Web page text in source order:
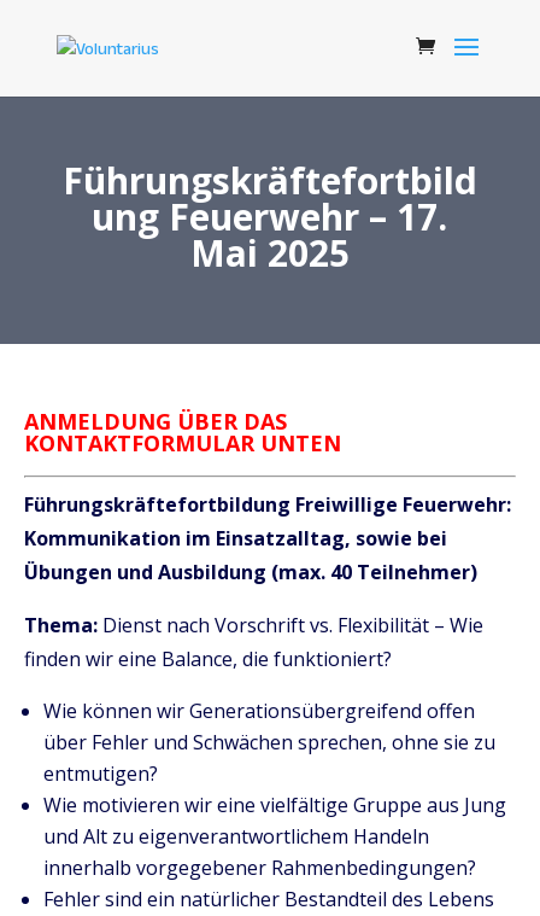
Führungskräftefortbild
ung Feuerwehr – 17.
Mai 2025
ANMELDUNG ÜBER DAS
KONTAKTFORMULAR UNTEN
Führungskräftefortbildung Freiwillige Feuerwehr:
Kommunikation im Einsatzalltag, sowie bei
Übungen und Ausbildung (max. 40 Teilnehmer)
Thema: Dienst nach Vorschrift vs. Flexibilität – Wie
finden wir eine Balance, die funktioniert?
Wie können wir Generationsübergreifend offen
über Fehler und Schwächen sprechen, ohne sie zu
entmutigen?
Wie motivieren wir eine vielfältige Gruppe aus Jung
und Alt zu eigenverantwortlichem Handeln
innerhalb vorgegebener Rahmenbedingungen?
Fehler sind ein natürlicher Bestandteil des Lebens